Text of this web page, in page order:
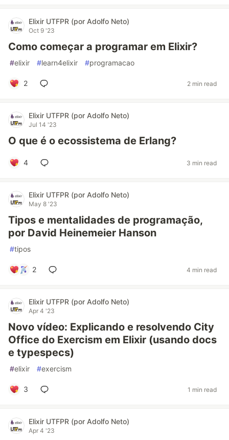
Elixir UTFPR (por Adolfo Neto)
Oct 9 '23
Como começar a programar em Elixir?
#elixir #learn4elixir #programacao
2 2 min read
Elixir UTFPR (por Adolfo Neto)
Jul 14 '23
O que é o ecossistema de Erlang?
4 3 min read
Elixir UTFPR (por Adolfo Neto)
May 8 '23
Tipos e mentalidades de programação,
por David Heinemeier Hanson
#tipos
2 4 min read
Elixir UTFPR (por Adolfo Neto)
Apr 4 '23
Novo vídeo: Explicando e resolvendo City
Office do Exercism em Elixir (usando docs
e typespecs)
#elixir #exercism
3 1 min read
Elixir UTFPR (por Adolfo Neto)
Apr 4 '23